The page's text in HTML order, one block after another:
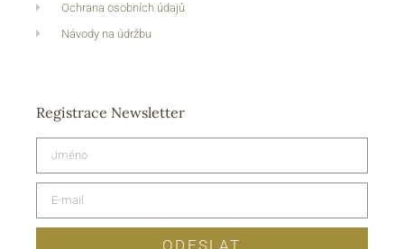
Ochrana osobních údajů
Návody na údržbu
Registrace Newsletter
ODESLAT